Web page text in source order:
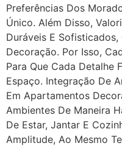
Preferências Dos
Único. Além Disso,
Duráveis E
Decoração. Por Isso,
Para Que Cada Detalhe
Espaço. Integração De
Em Apartamentos
Ambientes De Maneira
De Estar, Jantar E
Amplitude, Ao Mesmo